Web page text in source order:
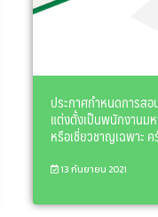
ประกาศกำหนดการส
แต่งตั้งเป็นพนักงานม
หรือเชี่ยวชาญเฉพาะ
13 กันยายน 2021